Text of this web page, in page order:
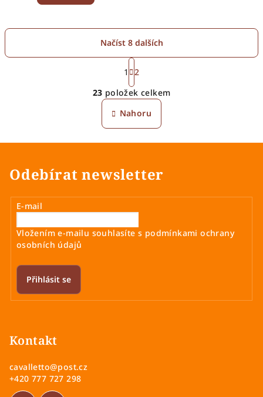
O
v
l
á
í
k
i
Načíst 8 dalších
S
t
r
á
n
k
o
v
í
1
2
23 položek celkem
Nahoru
Odebírat newsletter
E-mail
Vložením e-mailu souhlasíte s podmínkami ochrany
osobních údajů
Přihlásit se
Kontakt
cavalletto@post.cz
+420 777 727 298